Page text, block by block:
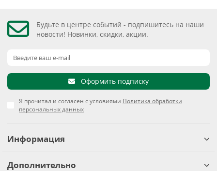
Будьте в центре событий - подпишитесь на наши
новости! Новинки, скидки, акции.
Оформить подписку
Я прочитал и согласен с условиями Политика обработки
персональных данных
Информация
Дополнительно